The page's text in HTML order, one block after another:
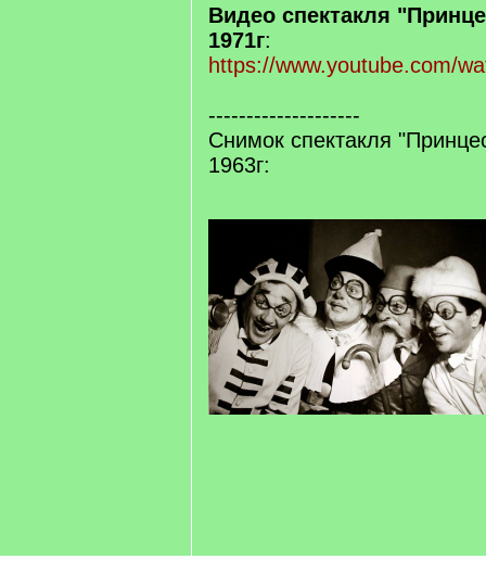
Видео спектакля
1971г:
https://www.youtube.com/
--------------------
Снимок спектакля
1963г: